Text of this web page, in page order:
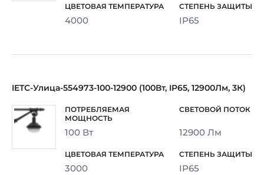
4000 IP65
IETC-Улица-554973-100-12900 (100Вт, IP65, 12900Лм, 3К)
100 Вт 12900 Лм
3000 IP65